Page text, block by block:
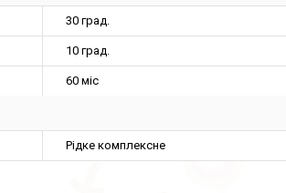
30 град.
10 град.
60 міс
Рідке комплексне